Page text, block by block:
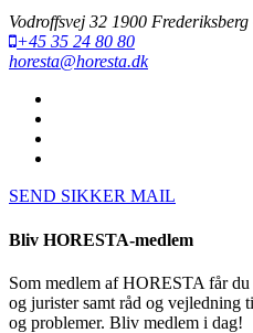
Vodroffsvej 32 1900 Frederiksberg
+45 35 24 80 80
horesta@horesta.dk
SEND SIKKER MAIL
Bliv HORESTA-medlem
Som medlem af HORESTA får
og jurister samt råd og vejledning
og problemer. Bliv medlem i dag!